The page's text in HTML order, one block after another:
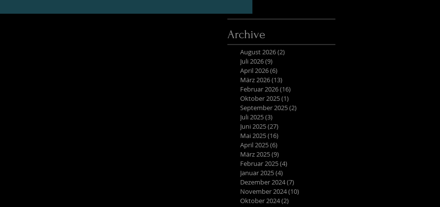
Archive
August 2026(2)
Juli 2026(9)
April 2026(6)
März 2026(13)
Februar 2026(16)
Oktober 2025(1)
September 2025(2)
Juli 2025(3)
Juni 2025(27)
Mai 2025(16)
April 2025(6)
März 2025(9)
Februar 2025(4)
Januar 2025(4)
Dezember 2024(7)
November 2024(10)
Oktober 2024(2)